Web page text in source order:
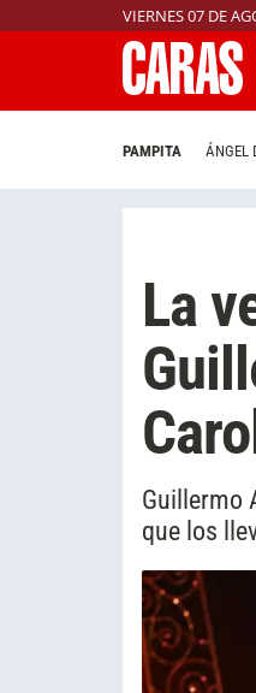
VIERNES 07 DE
PAMPITA ÁNGEL
La
Guillermo
que los